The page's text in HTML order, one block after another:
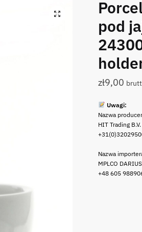
pod
zł9,00
Uwagi:
Nazwa
HIT Trading
Nazwa
MPLCO
+48 605